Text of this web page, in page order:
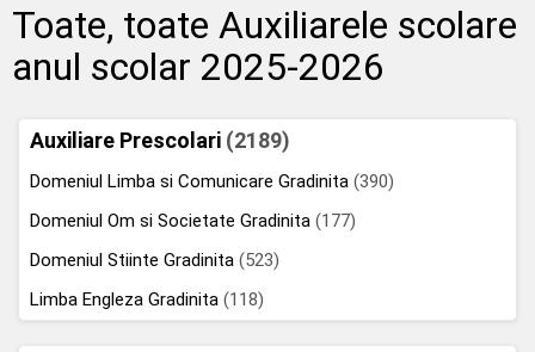
Toate, toate Auxiliarele scolare
anul scolar 2025-2026
Auxiliare Prescolari (2189)
Domeniul Limba si Comunicare Gradinita (390)
Domeniul Om si Societate Gradinita (177)
Domeniul Stiinte Gradinita (523)
Limba Engleza Gradinita (118)